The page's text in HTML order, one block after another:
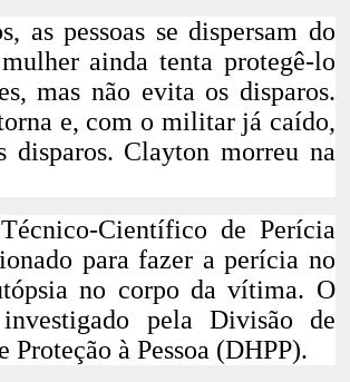
as pessoas se dispersam do
ainda tenta protegê-lo
mas não evita os disparos.
e, com o militar já caído,
disparos. Clayton morreu na
Científico de Perícia
para fazer a perícia no
no corpo da vítima. O
pela Divisão de
Proteção à Pessoa (DHPP).